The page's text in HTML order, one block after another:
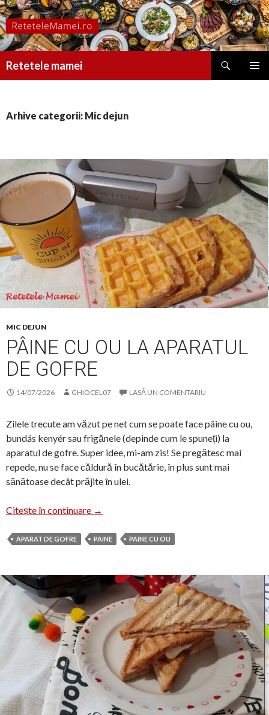
Retetele mamei
Arhive categorii: Mic dejun
MIC DEJUN
PÂINE CU OU LA APARATUL
DE GOFRE
14/07/2026 GHIOCEL07 LASĂ UN COMENTARIU
Zilele trecute am văzut pe net cum se poate face pâine cu ou,
bundás kenyér sau frigănele (depinde cum le spuneți) la
aparatul de gofre. Super idee, mi-am zis! Se pregătesc mai
repede, nu se face căldură în bucătărie, în plus sunt mai
sănătoase decât prăjite în ulei.
Citește în continuare Pâine cu ou la aparatul de gofre
→
APARAT DE GOFRE PAINE PAINE CU OU